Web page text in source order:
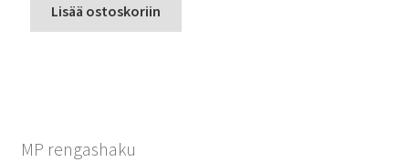
Lisää ostoskoriin
MP rengashaku